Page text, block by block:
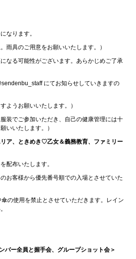
なります。
雨具のご用意をお願いいたします。）
なる可能性がございます。あらかじめご了承
にてお知らせしていきますの
ようお願いいたします。）
服装でご参加いただき、自己の健康管理には十
いいたします。）
ア、ときめき♡乙女＆義務教育、ファミリー
配布いたします。
お客様から優先番号順での入場とさせていた
の使用を禁止とさせていただきます。レイン
バー全員と握手会、グループショット会＞